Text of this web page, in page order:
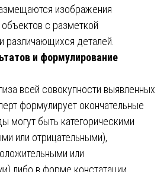
изображения
с разметкой
различающихся деталей.
и формулирование
всей совокупности выявленных
формулирует окончательные
могут быть категорическими
или отрицательными),
или
либо в форме констатации